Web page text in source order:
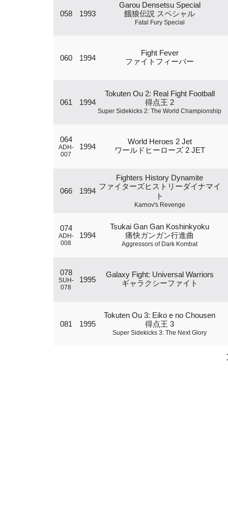
058 1993
Garou Densetsu Special
餓狼伝説 スペシャル
Fatal Fury Special
060 1994
Fight Fever
ファイトフィーバー
061 1994
Tokuten Ou 2: Real Fight Football
得点王 2
Super Sidekicks 2: The World Championship
064
ADH-
007
1994
World Heroes 2 Jet
ワールドヒーローズ 2 JET
066 1994
Fighters History Dynamite
ファイターズヒストリーダイナマイ
ト
Karnov's Revenge
074
ADH-
008
1994
Tsukai Gan Gan Koshinkyoku
痛快ガンガン行進曲
Aggressors of Dark Kombat
078
SUH-
078
1995
Galaxy Fight: Universal Warriors
ギャラクシーファイト
081 1995
Tokuten Ou 3: Eiko e no Chousen
得点王 3
Super Sidekicks 3: The Next Glory